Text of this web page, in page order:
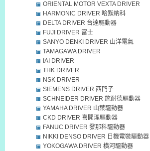
ORIENTAL MOTOR VEXTA DRIVER
HARMONIC DRIVER 哈默納科
DELTA DRIVER 台達驅動器
FUJI DRIVER 富士
SANYO DENKI DRIVER 山洋電氣
TAMAGAWA DRIVER
IAI DRIVER
THK DRIVER
NSK DRIVER
SIEMENS DRIVER 西門子
SCHNEIDER DRIVER 施耐德驅動器
YAMAHA DRIVER 山葉驅動器
CKD DRIVER 喜開理驅動器
FANUC DRIVER 發那科驅動器
NIKKI DENSO DRIVER 日機電裝驅動器
YOKOGAWA DRIVER 橫河驅動器